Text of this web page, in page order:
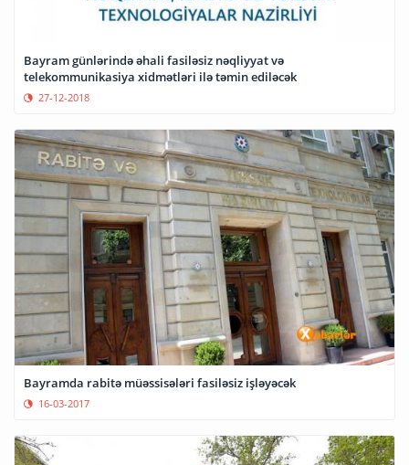
Bayram günlərində əhali fasiləsiz nəqliyyat və
telekommunikasiya xidmətləri ilə təmin ediləcək
27-12-2018
Bayramda rabitə müəssisələri fasiləsiz işləyəcək
16-03-2017